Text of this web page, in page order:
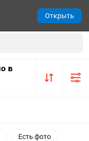
в
Есть фото
Открыть